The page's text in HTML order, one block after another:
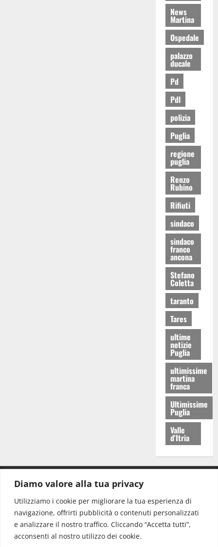
Diamo valore alla tua privacy
Utilizziamo i cookie per migliorare la tua esperienza di
navigazione, offrirti pubblicità o contenuti personalizzati
e analizzare il nostro traffico. Cliccando “Accetta tutti”,
acconsenti al nostro utilizzo dei cookie.
News
Martina
Ospedale
palazzo
ducale
Pd
Pdl
polizia
Puglia
regione
puglia
Renzo
Rubino
Rifiuti
sindaco
sindaco
franco
ancona
Stefano
Coletta
taranto
Tares
ultime
notizie
Puglia
ultimissime
martina
franca
Ultimissime
Puglia
Valle
d'Itria
Redazione: redazione@www.martinasera.it
Direttore:direttore@www.martinasera.it
Info & Commerciale:info@www.martinasera.it